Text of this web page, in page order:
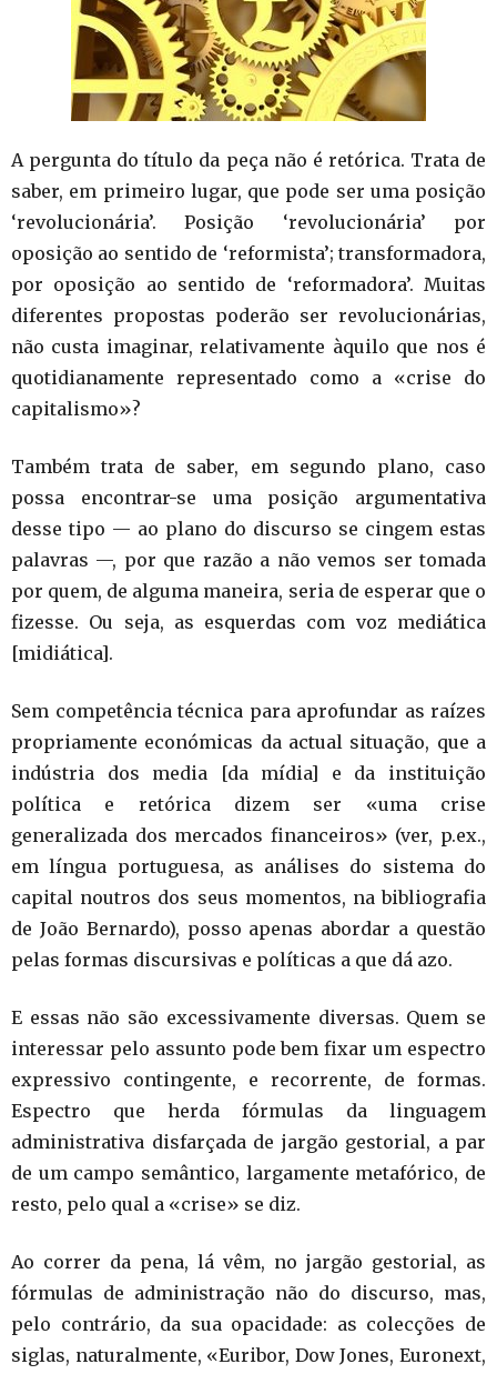
A pergunta do título da peça não é retórica. Trata de
saber, em primeiro lugar, que pode ser uma posição
‘revolucionária’. Posição ‘revolucionária’ por
oposição ao sentido de ‘reformista’; transformadora,
por oposição ao sentido de ‘reformadora’. Muitas
diferentes propostas poderão ser revolucionárias,
não custa imaginar, relativamente àquilo que nos é
quotidianamente representado como a «crise do
capitalismo»?
Também trata de saber, em segundo plano, caso
possa encontrar-se uma posição argumentativa
desse tipo — ao plano do discurso se cingem estas
palavras —, por que razão a não vemos ser tomada
por quem, de alguma maneira, seria de esperar que o
fizesse. Ou seja, as esquerdas com voz mediática
[midiática].
Sem competência técnica para aprofundar as raízes
propriamente económicas da actual situação, que a
indústria dos media [da mídia] e da instituição
política e retórica dizem ser «uma crise
generalizada dos mercados financeiros» (ver, p.ex.,
em língua portuguesa, as análises do sistema do
capital noutros dos seus momentos, na bibliografia
de João Bernardo), posso apenas abordar a questão
pelas formas discursivas e políticas a que dá azo.
E essas não são excessivamente diversas. Quem se
interessar pelo assunto pode bem fixar um espectro
expressivo contingente, e recorrente, de formas.
Espectro que herda fórmulas da linguagem
administrativa disfarçada de jargão gestorial, a par
de um campo semântico, largamente metafórico, de
resto, pelo qual a «crise» se diz.
Ao correr da pena, lá vêm, no jargão gestorial, as
fórmulas de administração não do discurso, mas,
pelo contrário, da sua opacidade: as colecções de
siglas, naturalmente, «Euribor, Dow Jones, Euronext,